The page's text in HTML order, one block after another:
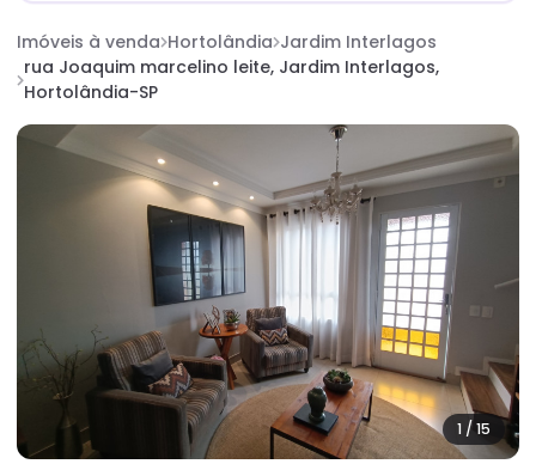
Imóveis à venda Hortolândia Jardim Interlagos
rua Joaquim marcelino leite, Jardim Interlagos,
Hortolândia-SP
1 /15